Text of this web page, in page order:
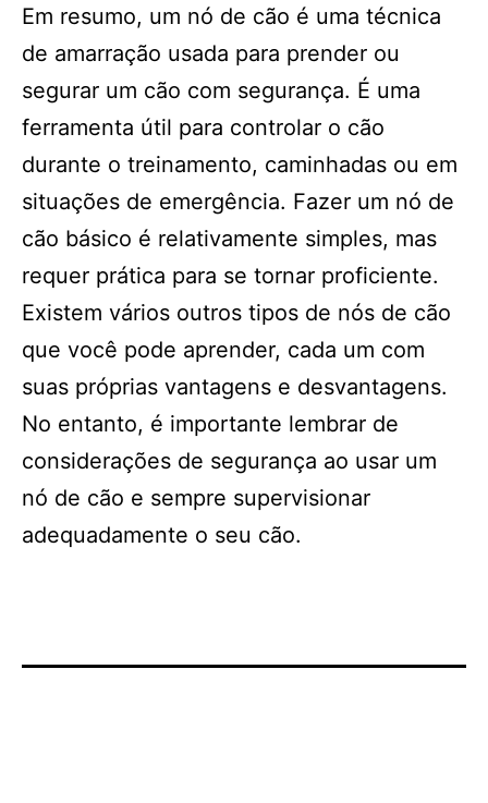
Em resumo, um nó de cão é uma técnica
de amarração usada para prender ou
segurar um cão com segurança. É uma
ferramenta útil para controlar o cão
durante o treinamento, caminhadas ou em
situações de emergência. Fazer um nó de
cão básico é relativamente simples, mas
requer prática para se tornar proficiente.
Existem vários outros tipos de nós de cão
que você pode aprender, cada um com
suas próprias vantagens e desvantagens.
No entanto, é importante lembrar de
considerações de segurança ao usar um
nó de cão e sempre supervisionar
adequadamente o seu cão.